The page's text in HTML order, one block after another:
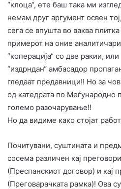
“клоца“, ете баш така ми
немам друг аргумент освен
сега се впушта во ваква
примерот на оние
“коперација“ со две ракии,
“издрндан“ амбасадор
гледаат предавници!! Но за
од катедрата по Меѓународно
големо разочарување!!
Но да видиме како стојат
Почитувани, суштината и
сосема различен кај
(Преспанскиот договор) и кај
(Преговарачката рамка)! Ова